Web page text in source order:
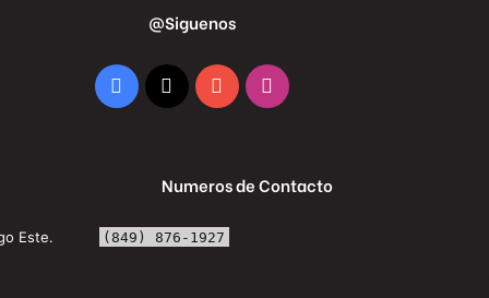
@Siguenos
Facebook YouTubeInstagram
Este.
Numeros de Contacto
(849) 876-1927